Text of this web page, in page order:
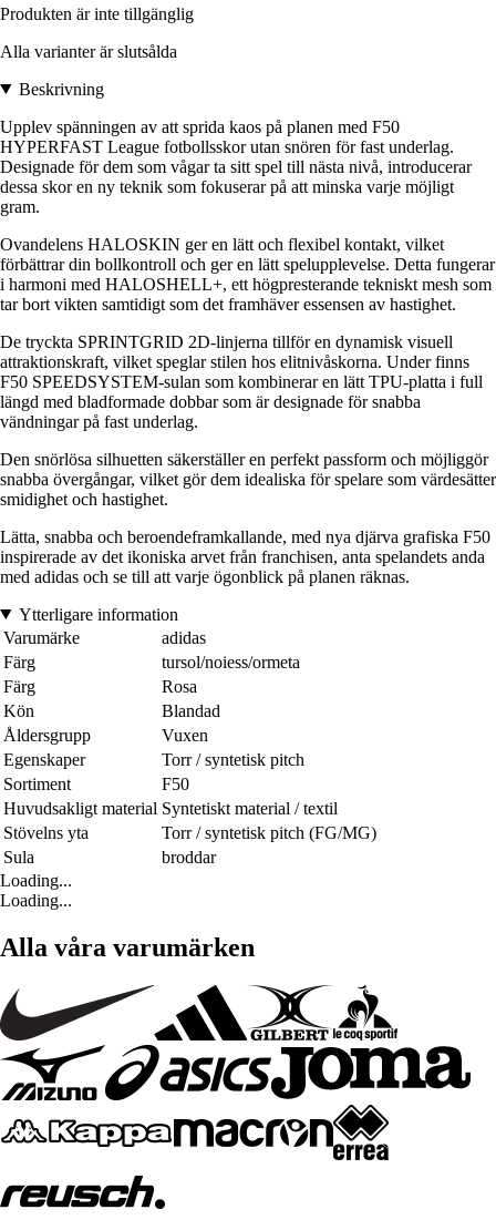
Produkten är inte tillgänglig
Alla varianter är slutsålda
Beskrivning
Upplev spänningen av att sprida kaos på planen med F50
HYPERFAST League fotbollsskor utan snören för fast underlag.
Designade för dem som vågar ta sitt spel till nästa nivå, introducerar
dessa skor en ny teknik som fokuserar på att minska varje möjligt
gram.
Ovandelens HALOSKIN ger en lätt och flexibel kontakt, vilket
förbättrar din bollkontroll och ger en lätt spelupplevelse. Detta fungerar
i harmoni med HALOSHELL+, ett högpresterande tekniskt mesh som
tar bort vikten samtidigt som det framhäver essensen av hastighet.
De tryckta SPRINTGRID 2D-linjerna tillför en dynamisk visuell
attraktionskraft, vilket speglar stilen hos elitnivåskorna. Under finns
F50 SPEEDSYSTEM-sulan som kombinerar en lätt TPU-platta i full
längd med bladformade dobbar som är designade för snabba
vändningar på fast underlag.
Den snörlösa silhuetten säkerställer en perfekt passform och möjliggör
snabba övergångar, vilket gör dem idealiska för spelare som värdesätter
smidighet och hastighet.
Lätta, snabba och beroendeframkallande, med nya djärva grafiska F50
inspirerade av det ikoniska arvet från franchisen, anta spelandets anda
med adidas och se till att varje ögonblick på planen räknas.
Ytterligare information
Varumärke
adidas
Färg
tursol/noiess/ormeta
Färg
Rosa
Kön
Blandad
Åldersgrupp
Vuxen
Egenskaper
Torr / syntetisk pitch
Sortiment
F50
Huvudsakligt material Syntetiskt material / textil
Stövelns yta
Torr / syntetisk pitch (FG/MG)
Sula
broddar
Loading...
Loading...
Alla våra varumärken